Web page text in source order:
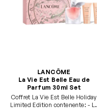
LANCÔME
La Vie Est Belle Eau de
Parfum 30ml Set
Coffret La Vie Est Belle Holiday
Limited Edition contenente: - La